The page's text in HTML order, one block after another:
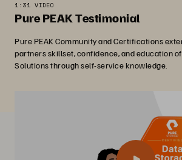
1:31 VIDEO
Pure PEAK Testimonial
Pure PEAK Community and Certifications
partners skillset, confidence, and education
Solutions through self-service knowledge.